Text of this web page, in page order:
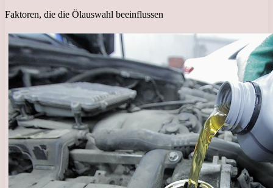
Faktoren, die die Ölauswahl beeinflussen